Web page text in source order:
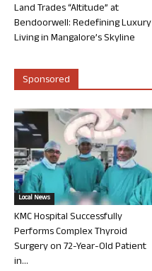
Land Trades “Altitude” at
Bendoorwell: Redefining Luxury
Living in Mangalore’s Skyline
Sponsored
Local News
KMC Hospital Successfully
Performs Complex Thyroid
Surgery on 72-Year-Old Patient
in...